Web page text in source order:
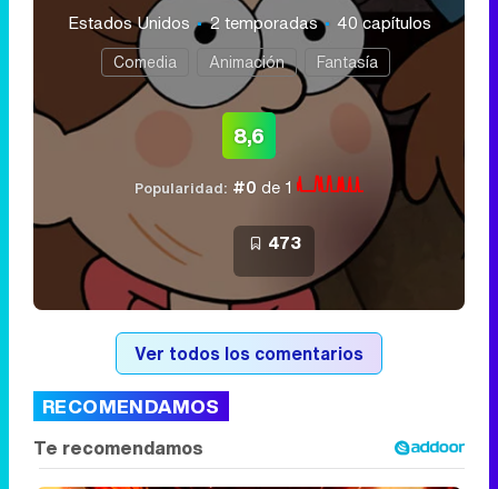
Estados Unidos 2 temporadas 40 capítulos
Comedia Animación Fantasía
8,6
Popularidad: #0 de 1
473
Ver todos los comentarios
RECOMENDAMOS